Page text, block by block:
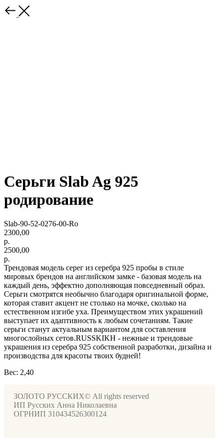
Серьги Slab Ag 925
родирование
Slab-90-52-0276-00-Ro
2300,00
р.
2500,00
р.
Трендовая модель серег из серебра 925 пробы в стиле
мировых брендов на английском замке - базовая модель на
каждый день, эффектно дополняющая повседневный образ.
Серьги смотрятся необычно благодаря оригинальной форме,
которая ставит акцент не столько на мочке, сколько на
естественном изгибе уха. Преимуществом этих украшений
выступает их адаптивность к любым сочетаниям. Такие
серьги станут актуальным вариантом для составления
многослойных сетов.RUSSKIKH - нежные и трендовые
украшения из серебра 925 собственной разработки, дизайна и
производства для красоты твоих будней!
Вес: 2,40
ЗОЛОТО РУССКИХ© All rights reserved
ИП Русских Анна Николаевна
ОГРНИП 310434526300124